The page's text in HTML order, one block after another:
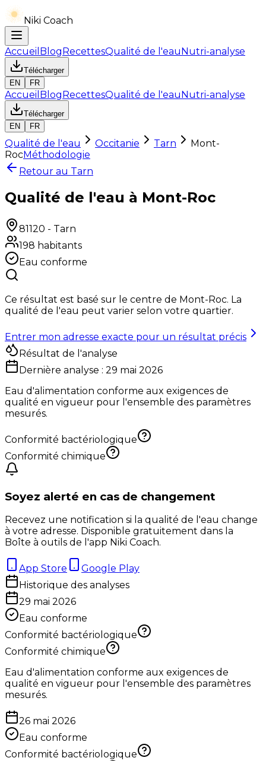
Niki Coach
Accueil BlogRecettesQualité de l'eauNutri-analyse
Télécharger
EN
FR
Accueil BlogRecettesQualité de l'eauNutri-analyse
Télécharger
EN
FR
Qualité de l'eau Occitanie Tarn
Mont-
RocMéthodologie
Retour au Tarn
Qualité de l'eau à Mont-Roc
81120 - Tarn
198 habitants
Eau conforme
Ce résultat est basé sur le centre de Mont-Roc. La
qualité de l'eau peut varier selon votre quartier.
Entrer mon adresse exacte pour un résultat précis
Résultat de l'analyse
Dernière analyse : 29 mai 2026
Eau d'alimentation conforme aux exigences de
qualité en vigueur pour l'ensemble des paramètres
mesurés.
Conformité bactériologique
Conformité chimique
Soyez alerté en cas de changement
Recevez une notification si la qualité de l'eau change
à votre adresse. Disponible gratuitement dans la
Boîte à outils de l'app Niki Coach.
App Store
Google Play
Historique des analyses
29 mai 2026
Eau conforme
Conformité bactériologique
Conformité chimique
Eau d'alimentation conforme aux exigences de
qualité en vigueur pour l'ensemble des paramètres
mesurés.
26 mai 2026
Eau conforme
Conformité bactériologique